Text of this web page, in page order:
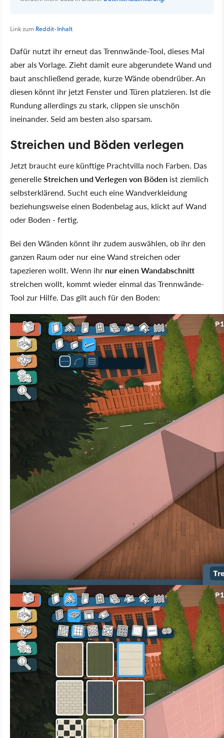
Link zum Reddit-Inhalt
Dafür nutzt ihr erneut das Trennwände-Tool, dieses Mal
aber als Vorlage. Zieht damit eure abgerundete Wand und
baut anschließend gerade, kurze Wände obendrüber. An
diesen könnt ihr jetzt Fenster und Türen platzieren. Ist die
Rundung allerdings zu stark, clippen sie unschön
ineinander. Seid am besten also sparsam.
Streichen und Böden verlegen
Jetzt braucht eure künftige Prachtvilla noch Farben. Das
generelleStreichen und Verlegen von Böden ist ziemlich
selbsterklärend. Sucht euch eine Wandverkleidung
beziehungsweise einen Bodenbelag aus, klickt auf Wand
oder Boden - fertig.
Bei den Wänden könnt ihr zudem auswählen, ob ihr den
ganzen Raum oder nur eine Wand streichen oder
tapezieren wollt. Wenn ihr nur einen Wandabschnitt
streichen wollt, kommt wieder einmal das Trennwände-
Tool zur Hilfe. Das gilt auch für den Boden: